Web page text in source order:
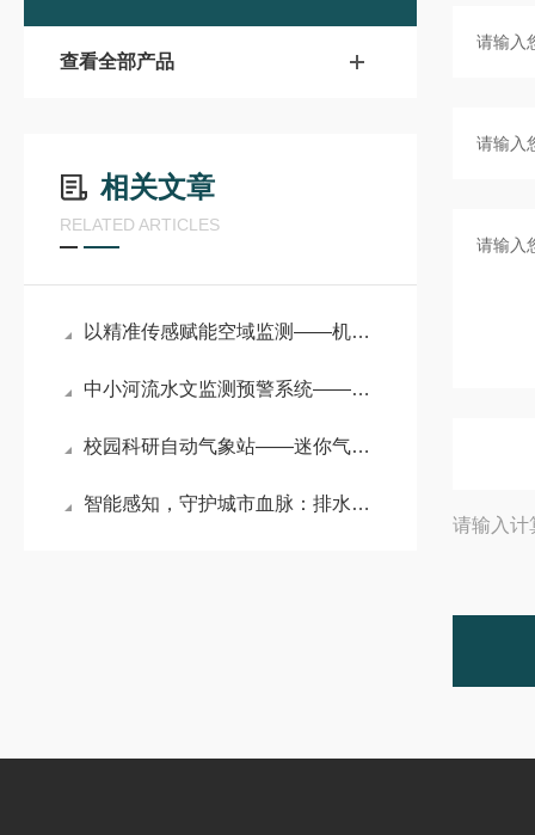
查看全部产品
相关文章
RELATED ARTICLES
以精准传感赋能空域监测——机场能见度实时监测系统的技术内核
中小河流水文监测预警系统——一款用心研究的大坝水位监测系统2024已更新
校园科研自动气象站——迷你气象站：守护校园环境的 “隐形卫士”
智能感知，守护城市血脉：排水管网流量监测系统的创新应用​
请输入计